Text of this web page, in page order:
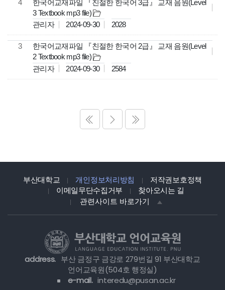
4
한국어교재파일 『친절한 한국어 3급』 교재 음원(Level
3 Textbook mp3 file)
관리자
2024-09-30 2028
3
한국어교재파일 『친절한 한국어 2급』 교재 음원(Level
2 Textbook mp3 file)
관리자
2024-09-30 2584
부산대학교 개인정보처리방침
저작권보호정책
이메일무단수집거부
찾아오시는 길
관련사이트 바로가기
address. 부산 금정구 금강로 279번길 91 부산대학교
언어교육원(504호 행정실)
e-mail. interedu@pusan.ac.kr